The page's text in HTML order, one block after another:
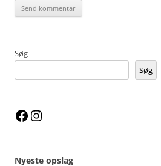
Søg
Søg
Facebook
Nyeste opslag